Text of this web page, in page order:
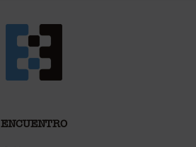
ENCUENTRO